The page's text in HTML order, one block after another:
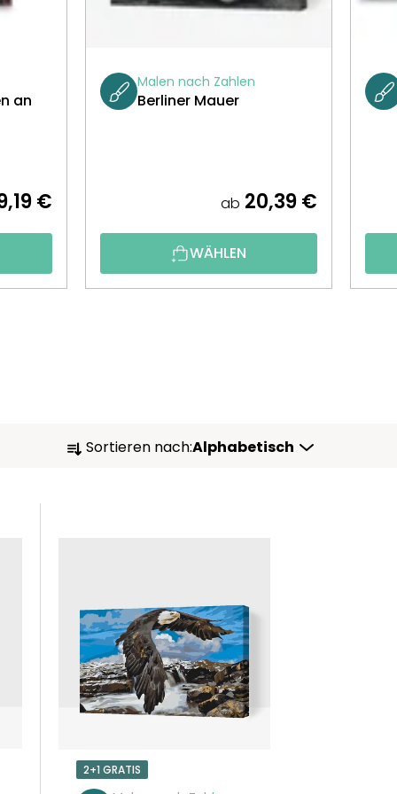
an
€
Malen nach Zahlen
Berliner Mauer
ab 20,39 €
WÄHLEN
P
K
T
S
O
Sortieren nach:Alphabetisch
2+1 GRATIS